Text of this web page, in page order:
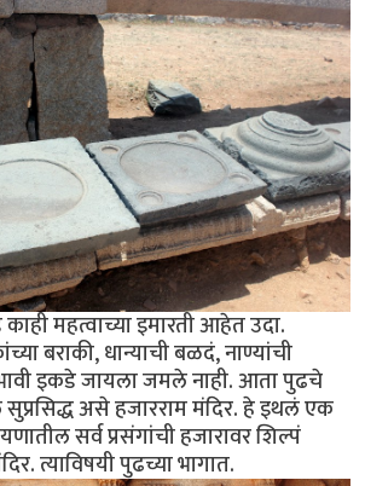
काही महत्वाच्या इमारती आहेत उदा.
बराकी, धान्याची बळदं, नाण्यांची
इकडे जायला जमले नाही. आता पुढचे
असे हजारराम मंदिर. हे इथलं एक
सर्व प्रसंगांची हजारावर शिल्पं
त्याविषयी पुढच्या भागात.